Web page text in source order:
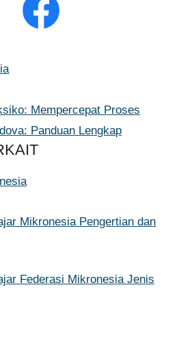
Mempercepat Proses
Panduan Lengkap
Mikronesia Pengertian dan
Federasi Mikronesia Jenis